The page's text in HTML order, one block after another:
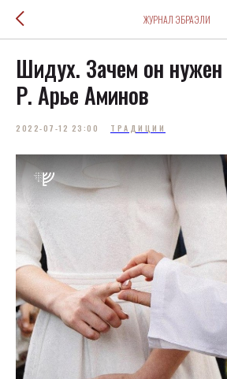
ЖУРНАЛ ЭБРАЭЛИ
Шидух. Зачем он нужен
Р. Арье Аминов
2022-07-12 23:00 ТРАДИЦИИ